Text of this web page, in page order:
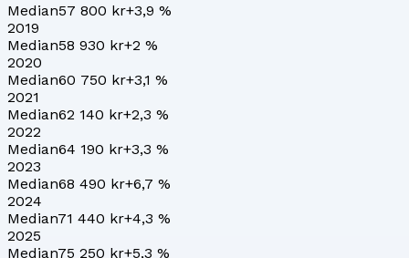
Median57 800 kr+3,9 %
2019
Median58 930 kr+2 %
2020
Median60 750 kr+3,1 %
2021
Median62 140 kr+2,3 %
2022
Median64 190 kr+3,3 %
2023
Median68 490 kr+6,7 %
2024
Median71 440 kr+4,3 %
2025
Median75 250 kr+5,3 %